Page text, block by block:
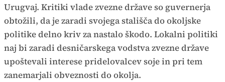
Urugvaj. Kritiki vlade zvezne države so guvernerja
obtožili, da je zaradi svojega stališča do okoljske
politike delno kriv za nastalo škodo. Lokalni politiki
naj bi zaradi desničarskega vodstva zvezne države
upoštevali interese pridelovalcev soje in pri tem
zanemarjali obveznosti do okolja.